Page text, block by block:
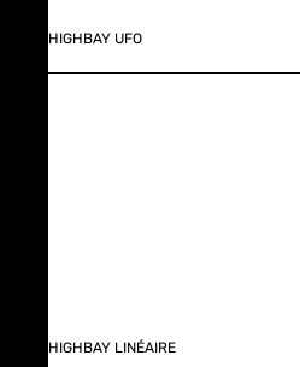
HIGHBAY UFO
HIGHBAY LINÉAIRE